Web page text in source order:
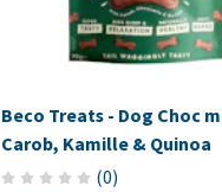
Beco Treats - Dog Choc
Carob, Kamille & Quinoa
(0)